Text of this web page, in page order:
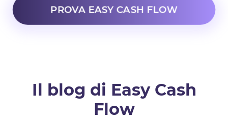
PROVA EASY CASH FLOW
Il blog di Easy Cash
Flow